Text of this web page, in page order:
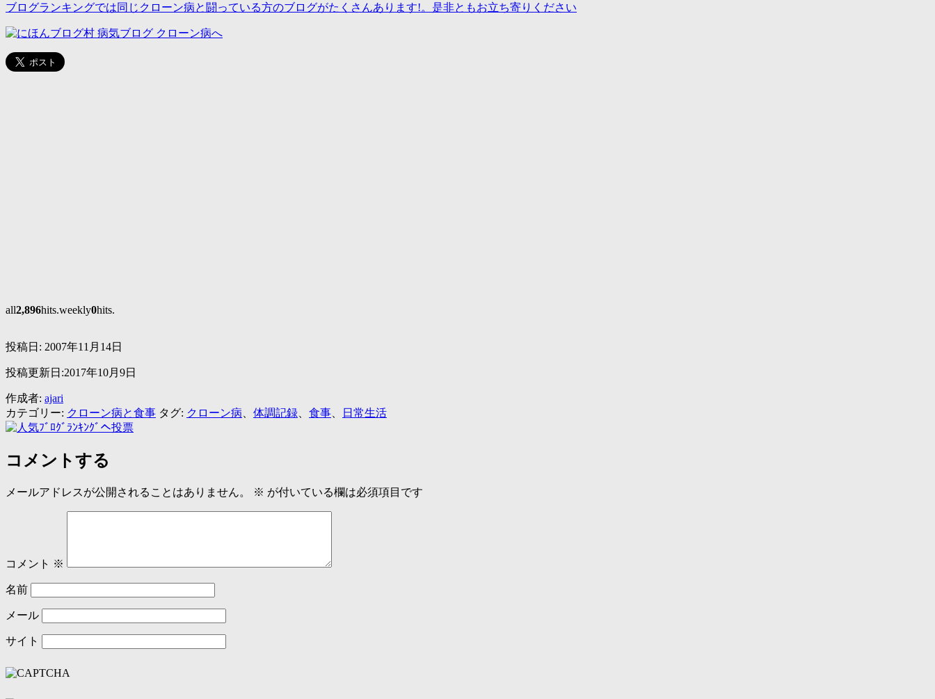
ブログランキングでは同じクローン病と闘っている方のブログがたくさんあります!。是非ともお立ち寄りください
all2,896hits.weekly0hits.
投稿日: 2007年11月14日
投稿更新日:2017年10月9日
作成者: ajari
カテゴリー: クローン病と食事 タグ: クローン病 体調記録 食事 日常生活
コメントする
メールアドレスが公開されることはありません。 ※ が付いている欄は必須項目です
コメント ※
名前
メール
サイト